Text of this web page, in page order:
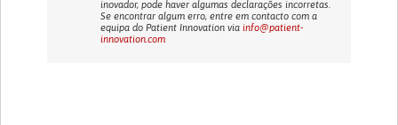
inovador, pode haver algumas declarações incorretas.
Se encontrar algum erro, entre em contacto com a
equipa do Patient Innovation viainfo@patient-
innovation.com